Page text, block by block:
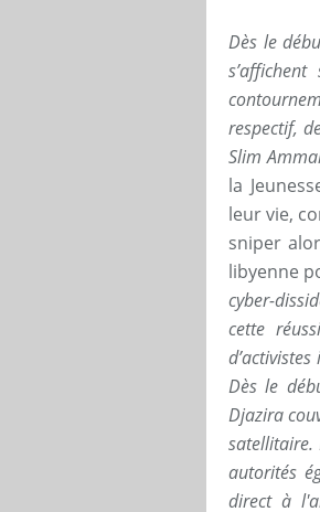
Dès le
respectif,
Slim
la
leur vie,
sniper
libyenne
cyber-
cette
Dès le
Djazira
satellitaire.
autorités
direct à